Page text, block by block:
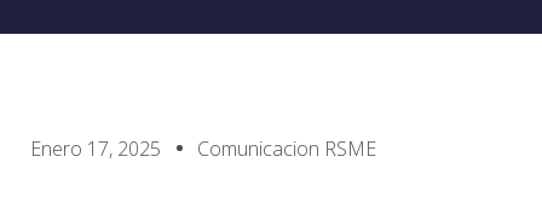
Enero 17, 2025 Comunicacion RSME